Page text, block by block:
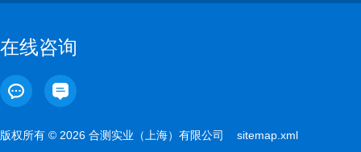
在线咨询
版权所有 © 2026 合测实业（上海）有限公司 sitemap.xml